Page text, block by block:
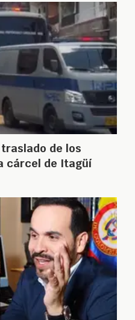
de los
cárcel de Itagüí